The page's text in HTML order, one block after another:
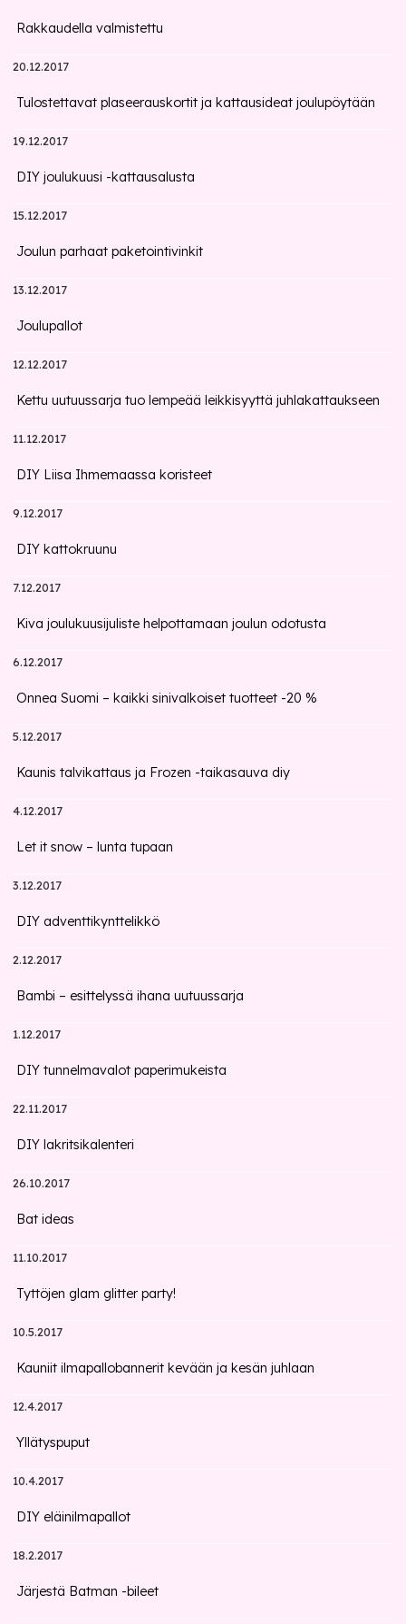
Rakkaudella valmistettu
20.12.2017
Tulostettavat plaseerauskortit ja kattausideat joulupöytään
19.12.2017
DIY joulukuusi -kattausalusta
15.12.2017
Joulun parhaat paketointivinkit
13.12.2017
Joulupallot
12.12.2017
Kettu uutuussarja tuo lempeää leikkisyyttä juhlakattaukseen
11.12.2017
DIY Liisa Ihmemaassa koristeet
9.12.2017
DIY kattokruunu
7.12.2017
Kiva joulukuusijuliste helpottamaan joulun odotusta
6.12.2017
Onnea Suomi – kaikki sinivalkoiset tuotteet -20 %
5.12.2017
Kaunis talvikattaus ja Frozen -taikasauva diy
4.12.2017
Let it snow – lunta tupaan
3.12.2017
DIY adventtikynttelikkö
2.12.2017
Bambi – esittelyssä ihana uutuussarja
1.12.2017
DIY tunnelmavalot paperimukeista
22.11.2017
DIY lakritsikalenteri
26.10.2017
Bat ideas
11.10.2017
Tyttöjen glam glitter party!
10.5.2017
Kauniit ilmapallobannerit kevään ja kesän juhlaan
12.4.2017
Yllätyspuput
10.4.2017
DIY eläinilmapallot
18.2.2017
Järjestä Batman -bileet